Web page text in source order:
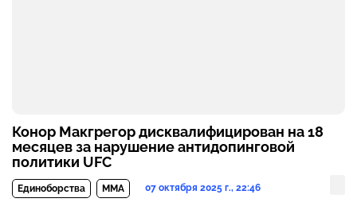
Конор Макгрегор дисквалифицирован на 18
месяцев за нарушение антидопинговой
политики UFC
Единоборства MMA 07 октября 2025 г., 22:46